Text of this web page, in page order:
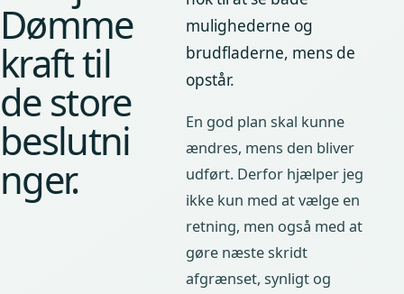
Dømme
kraft til
de store
beslutni
nger.
mulighederne og
brudfladerne, mens de
opstår.
En god plan skal kunne
ændres, mens den bliver
udført. Derfor hjælper jeg
ikke kun med at vælge en
retning, men også med at
gøre næste skridt
afgrænset, synligt og